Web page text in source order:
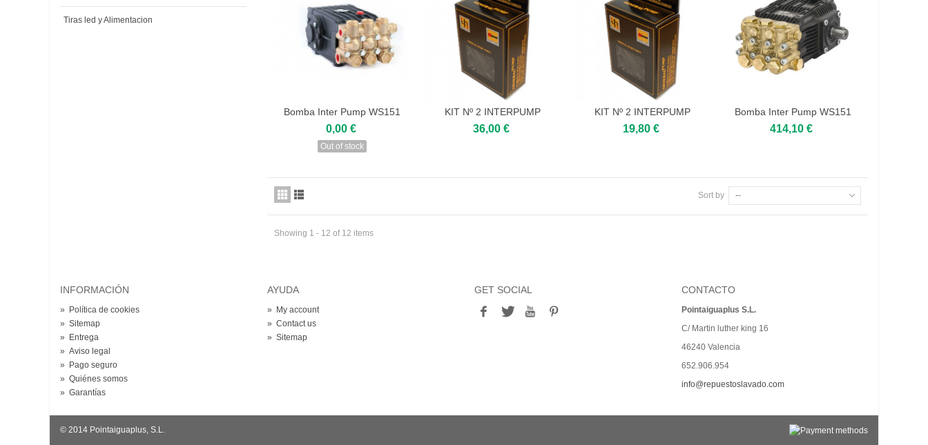
Tiras led y Alimentacion
View
Bomba Inter Pump WS151
0,00 €
Out of stock
Add to cart
KIT Nº 2 INTERPUMP
36,00 €
Add to cart
KIT Nº 2 INTERPUMP
19,80 €
Add to cart
Bomba Inter Pump WS151
414,10 €
Sort by --
Showing 1 - 12 of 12 items
INFORMACIÓN
» Política de cookies
» Sitemap
» Entrega
» Aviso legal
» Pago seguro
» Quiénes somos
» Garantías
AYUDA
» My account
» Contact us
» Sitemap
GET SOCIAL CONTACTO
Pointaiguaplus S.L.
C/ Martin luther king 16
46240 Valencia
652.906.954
info@repuestoslavado.com
© 2014 Pointaiguaplus, S.L.